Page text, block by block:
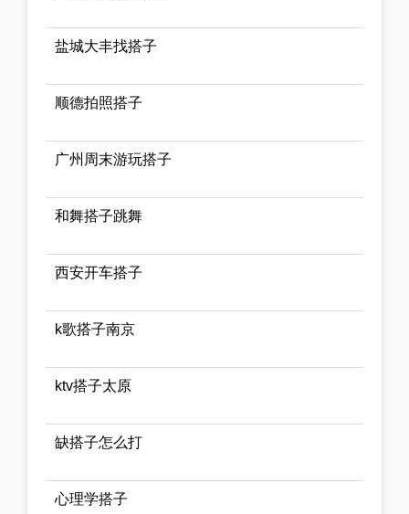
盐城大丰找搭子
顺德拍照搭子
广州周末游玩搭子
和舞搭子跳舞
西安开车搭子
k歌搭子南京
ktv搭子太原
缺搭子怎么打
心理学搭子